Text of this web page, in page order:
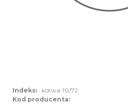
Indeks:
kotwa-10/72
Kod producenta: